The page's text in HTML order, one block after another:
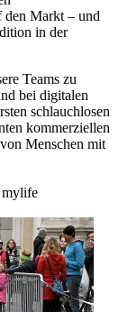
den Markt – und
in der
Teams zu
bei digitalen
schlauchlosen
kommerziellen
Menschen mit
mylife